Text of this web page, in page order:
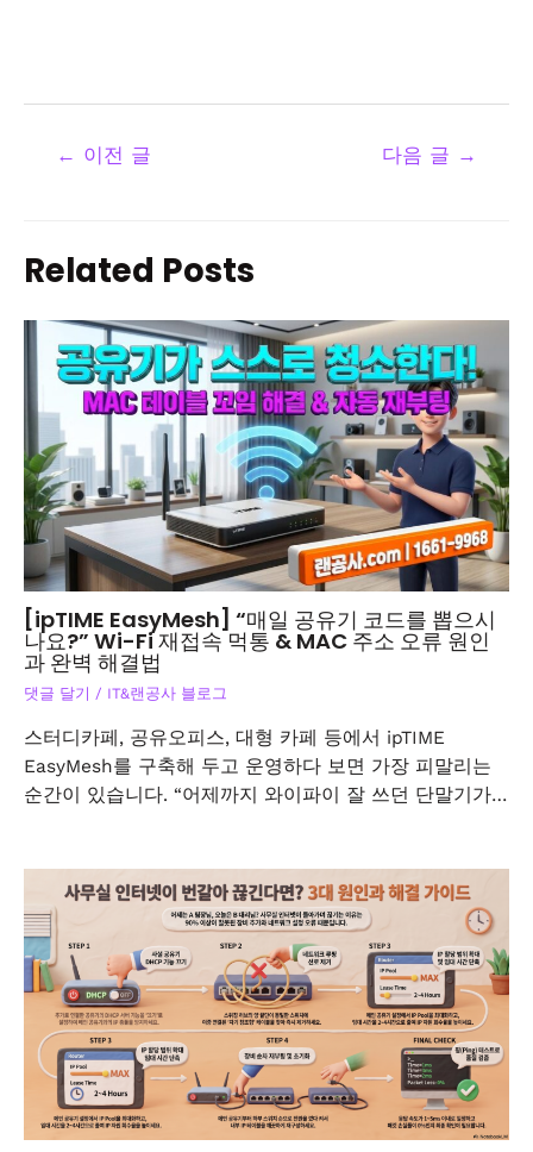
← 이전 글 다음 글 →
Related Posts
[ipTIME EasyMesh] “매일 공유기 코드를 뽑으시
나요?” Wi-Fi 재접속 먹통 & MAC 주소 오류 원인
과 완벽 해결법
댓글 달기 / IT&랜공사 블로그
스터디카페, 공유오피스, 대형 카페 등에서 ipTIME
EasyMesh를 구축해 두고 운영하다 보면 가장 피말리는
순간이 있습니다. “어제까지 와이파이 잘 쓰던 단말기가…